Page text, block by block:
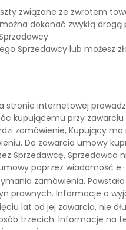
związane ze zwrotem
dokonać zwykłą
Sprzedawcy lub możesz
internetowej
kupującemu przy
zamówienie, Kupujący
Do zawarcia umowy
Sprzedawcę, Sprzedawca
poprzez
zamówienia.
prawnych. Informacje o
lat od jej zawarcia, nie
trzecich. Informacje